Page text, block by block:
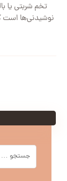
نوشیدنی‌ها